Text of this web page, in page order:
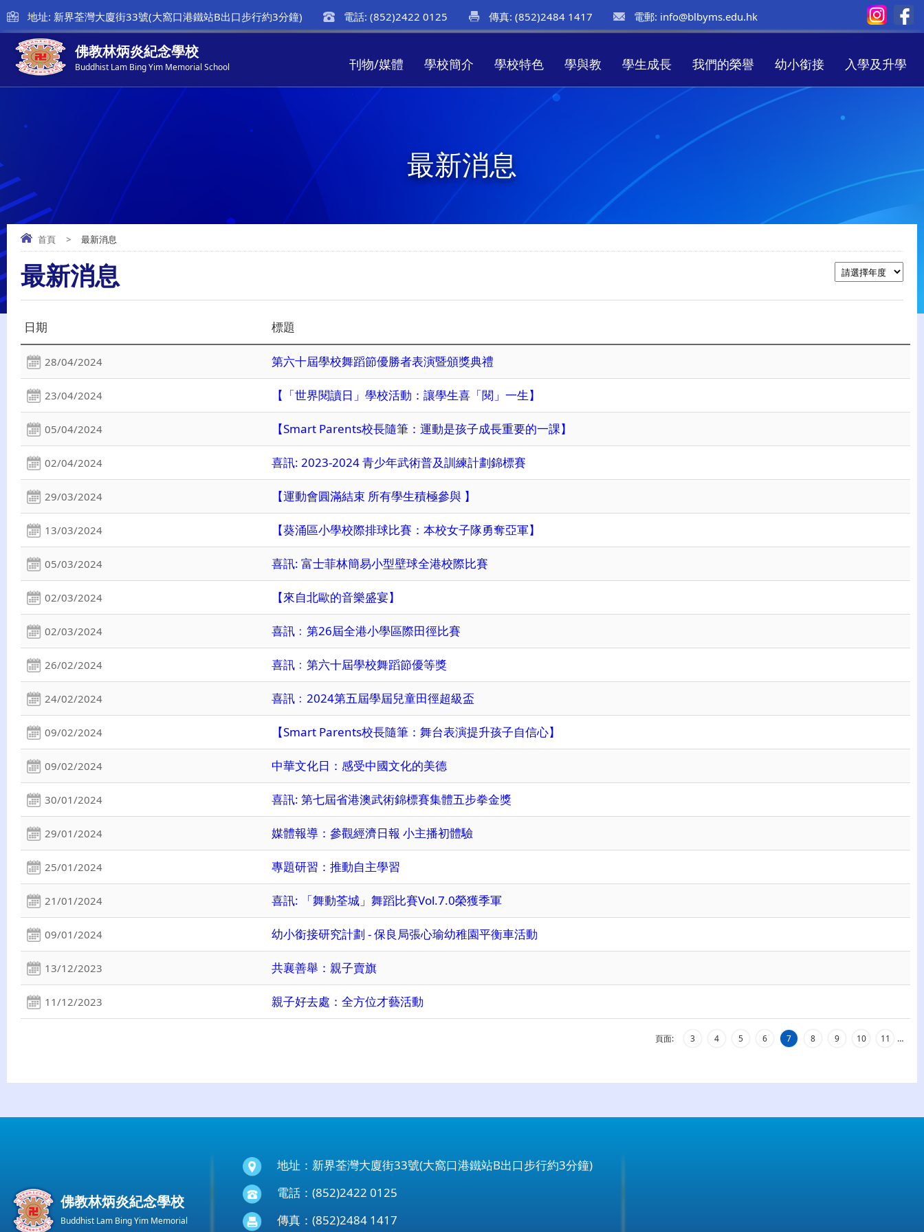
地址: 新界荃灣大廈街33號(大窩口港鐵站B出口步行約3分鐘) 電話: (852)2422 0125 傳真: (852)2484 1417 電郵: info@blbyms.edu.hk
佛教林炳炎紀念學校
Buddhist Lam Bing Yim Memorial School 刊物/媒體 學校簡介 學校特色 學與教 學生成長 我們的榮譽 幼小銜接 入學及升學
最新消息
首頁 > 最新消息
最新消息
日期 標題
28/04/2024 第六十屆學校舞蹈節優勝者表演暨頒獎典禮
23/04/2024 【「世界閱讀日」學校活動：讓學生喜「閱」一生】
05/04/2024 【Smart Parents校長隨筆：運動是孩子成長重要的一課】
02/04/2024 喜訊: 2023-2024 青少年武術普及訓練計劃錦標賽
29/03/2024 【運動會圓滿結束 所有學生積極參與 】
13/03/2024 【葵涌區小學校際排球比賽：本校女子隊勇奪亞軍】
05/03/2024 喜訊: 富士菲林簡易小型壁球全港校際比賽
02/03/2024 【來自北歐的音樂盛宴】
02/03/2024 喜訊﹕第26屆全港小學區際田徑比賽
26/02/2024 喜訊﹕第六十屆學校舞蹈節優等獎
24/02/2024 喜訊﹕2024第五屆學屆兒童田徑超級盃
09/02/2024 【Smart Parents校長隨筆：舞台表演提升孩子自信心】
09/02/2024 中華文化日：感受中國文化的美德
30/01/2024 喜訊: 第七屆省港澳武術錦標賽集體五步拳金獎
29/01/2024 媒體報導：參觀經濟日報 小主播初體驗
25/01/2024 專題研習：推動自主學習
21/01/2024 喜訊: 「舞動荃城」舞蹈比賽Vol.7.0榮獲季軍
09/01/2024 幼小銜接研究計劃 - 保良局張心瑜幼稚園平衡車活動
13/12/2023 共襄善舉：親子賣旗
11/12/2023 親子好去處：全方位才藝活動
頁面: …
3 4 5 6 7 8 9 10 11
佛教林炳炎紀念學校
Buddhist Lam Bing Yim Memorial
地址：新界荃灣大廈街33號(大窩口港鐵站B出口步行約3分鐘)
電話：(852)2422 0125
傳真：(852)2484 1417